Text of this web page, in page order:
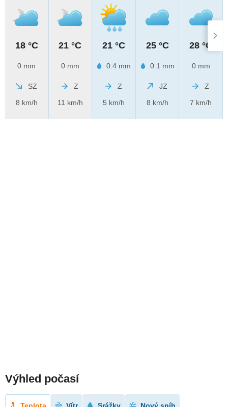
18 °C
0 mm
SZ
8 km/h
21 °C
0 mm
Z
11 km/h
21 °C
0.4 mm
Z
5 km/h
25 °C
0.1 mm
JZ
8 km/h
28 °C
0 mm
Z
7 km/h
Výhled počasí